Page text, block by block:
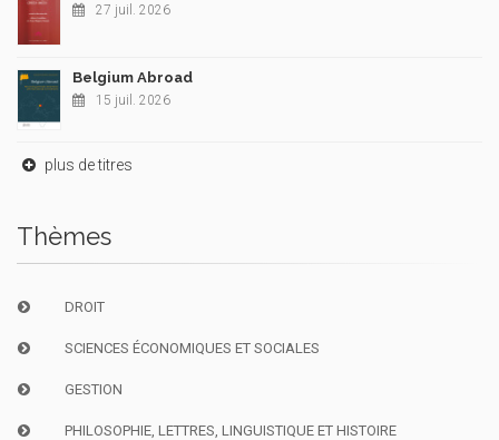
27 juil. 2026
Belgium Abroad
15 juil. 2026
plus de titres
Thèmes
DROIT
SCIENCES ÉCONOMIQUES ET SOCIALES
GESTION
PHILOSOPHIE, LETTRES, LINGUISTIQUE ET HISTOIRE